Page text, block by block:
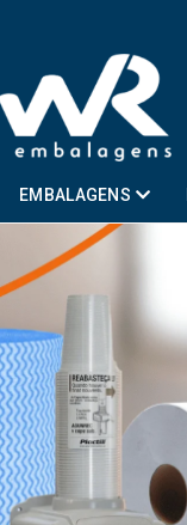
EMBALAGENS